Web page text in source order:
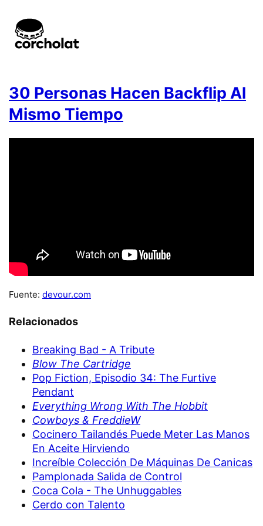
30 Personas Hacen Backflip Al
Mismo Tiempo
Fuente: devour.com
Relacionados
Breaking Bad - A Tribute
Blow The Cartridge
Pop Fiction, Episodio 34: The Furtive
Pendant
Everything Wrong With The Hobbit
Cowboys & FreddieW
Cocinero Tailandés Puede Meter Las Manos
En Aceite Hirviendo
Increíble Colección De Máquinas De Canicas
Pamplonada Salida de Control
Coca Cola - The Unhuggables
Cerdo con Talento